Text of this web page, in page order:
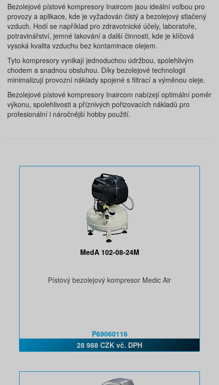
Bezolejové pístové kompresory Inaircom jsou ideální volbou pro
provozy a aplikace, kde je vyžadován čistý a bezolejový stlačený
vzduch. Hodí se například pro zdravotnické účely, laboratoře,
potravinářství, jemné lakování a další činnosti, kde je klíčová
vysoká kvalita vzduchu bez kontaminace olejem.
Tyto kompresory vynikají jednoduchou údržbou, spolehlivým
chodem a snadnou obsluhou. Díky bezolejové technologii
minimalizují provozní náklady spojené s filtrací a výměnou oleje.
Bezolejové pístové kompresory Inaircom nabízejí optimální poměr
výkonu, spolehlivosti a příznivých pořizovacích nákladů pro
profesionální i náročnější hobby použití.
MedA 102-08-24M
Pístový bezolejový kompresor Medic Air
P69060116
28 988 CZK vč. DPH